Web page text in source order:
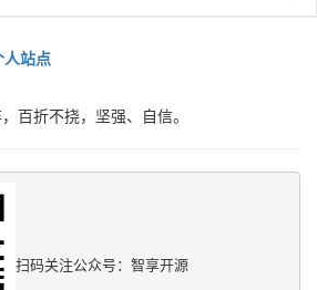
站点
百折不挠，坚强、自信。
扫码关注公众号：智享开源